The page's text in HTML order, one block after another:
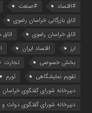
#اقتصاد #صنعت
اتاق بازرگانی خراسان رضوی
اتاق خراسان رضوی
ارز
اقتصاد ایران
بخش خصوصی
تجارت
تقویم نمایشگاهی
تورم
دبیرخانه شورای گفتگوی
دبیرخانه شورای گفتگوی